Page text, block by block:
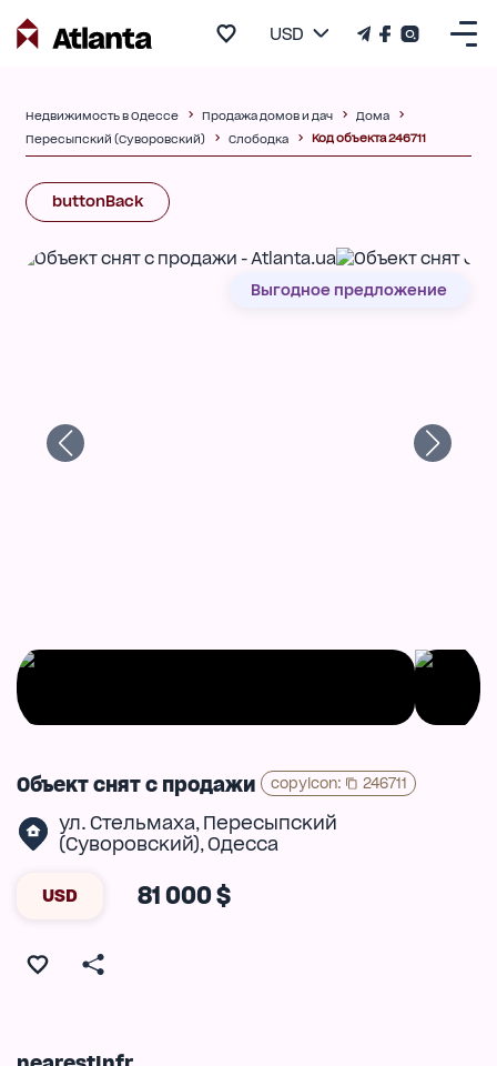
USD
Недвижимость в Одессе Продажа домов и дач
Дома
Пересыпский (Суворовский)
Слободка Код объекта 246711
buttonBack
Выгодное предложение
Объект снят с продажи copyIcon: 246711
ул. Стельмаха, Пересыпский
(Суворовский),Одесса
USD 81 000 $